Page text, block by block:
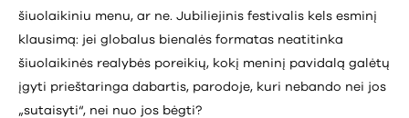
šiuolaikiniu menu, ar ne. Jubiliejinis festivalis kels esminį
klausimą: jei globalus bienalės formatas neatitinka
šiuolaikinės realybės poreikių, kokį meninį pavidalą galėtų
įgyti prieštaringa dabartis, parodoje, kuri nebando nei jos
„sutaisyti“, nei nuo jos bėgti?